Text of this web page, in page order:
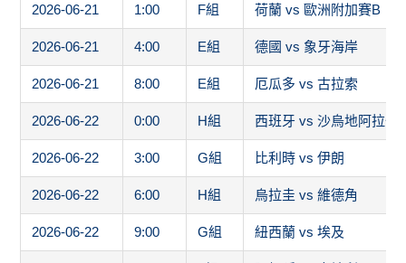
2026-06-21 1:00 F組 荷蘭 vs 歐洲附加賽B
2026-06-21 4:00 E組 德國 vs 象牙海岸
2026-06-21 8:00 E組 厄瓜多 vs 古拉索
2026-06-22 0:00 H組 西班牙 vs 沙烏地阿拉伯
2026-06-22 3:00 G組 比利時 vs 伊朗
2026-06-22 6:00 H組 烏拉圭 vs 維德角
2026-06-22 9:00 G組 紐西蘭 vs 埃及